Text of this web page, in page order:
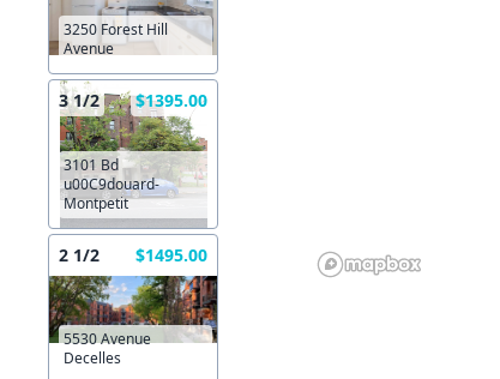
3250 Forest Hill
Avenue
3 1/2 $1395.00
3101 Bd
u00C9douard-
Montpetit
2 1/2 $1495.00
5530 Avenue
Decelles